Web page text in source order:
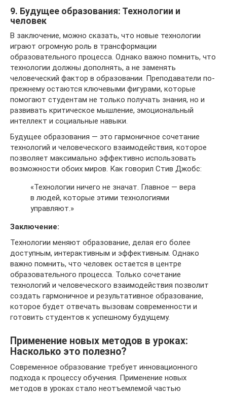
9. Будущее образования: Технологии и
человек
В заключение, можно сказать, что новые технологии
играют огромную роль в трансформации
образовательного процесса. Однако важно помнить, что
технологии должны дополнять, а не заменять
человеческий фактор в образовании. Преподаватели по-
прежнему остаются ключевыми фигурами, которые
помогают студентам не только получать знания, но и
развивать критическое мышление, эмоциональный
интеллект и социальные навыки.
Будущее образования — это гармоничное сочетание
технологий и человеческого взаимодействия, которое
позволяет максимально эффективно использовать
возможности обоих миров. Как говорил Стив Джобс:
«Технологии ничего не значат. Главное — вера
в людей, которые этими технологиями
управляют.»
Заключение:
Технологии меняют образование, делая его более
доступным, интерактивным и эффективным. Однако
важно помнить, что человек остается в центре
образовательного процесса. Только сочетание
технологий и человеческого взаимодействия позволит
создать гармоничное и результативное образование,
которое будет отвечать вызовам современности и
готовить студентов к успешному будущему.
Применение новых методов в уроках:
Насколько это полезно?
Современное образование требует инновационного
подхода к процессу обучения. Применение новых
методов в уроках стало неотъемлемой частью